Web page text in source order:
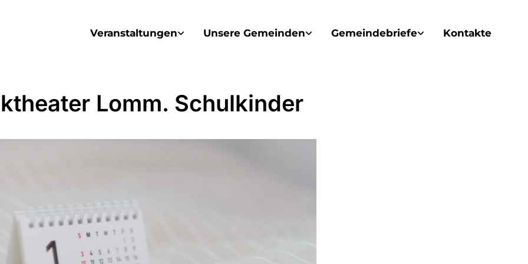
Veranstaltungen Unsere Gemeinden Gemeindebriefe Kontakte
Lomm. Schulkinder